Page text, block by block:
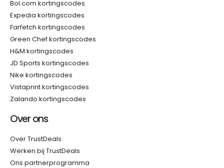
Bol.com kortingscodes
Expedia kortingscodes
Farfetch kortingscodes
Green Chef kortingscodes
H&M kortingscodes
JD Sports kortingscodes
Nike kortingscodes
Vistaprint kortingscodes
Zalando kortingscodes
Over ons
Over TrustDeals
Werken bij TrustDeals
Ons partnerprogramma